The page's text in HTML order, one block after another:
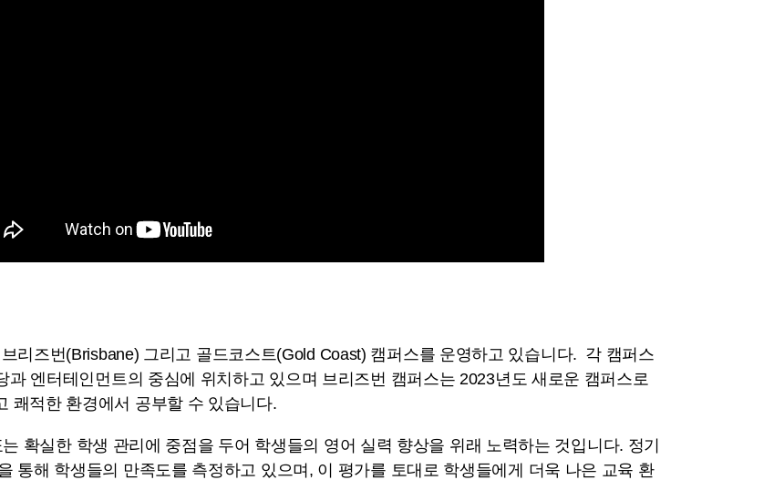
리즈번(Brisbane) 그리고 골드코스트(Gold Coast) 캠퍼스를 운영하고 있습니다. 각 캠퍼스
과 엔터테인먼트의 중심에 위치하고 있으며 브리즈번 캠퍼스는 2023년도 새로운 캠퍼스로
쾌적한 환경에서 공부할 수 있습니다.
확실한 학생 관리에 중점을 두어 학생들의 영어 실력 향상을 위래 노력하는 것입니다. 정기
통해 학생들의 만족도를 측정하고 있으며, 이 평가를 토대로 학생들에게 더욱 나은 교육 환